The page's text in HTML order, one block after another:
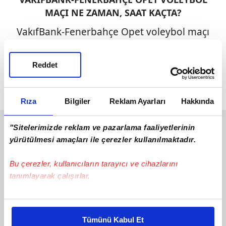
Rıza Bilgiler Reklam Ayarları Hakkında
"Sitelerimizde reklam ve pazarlama faaliyetlerinin
yürütülmesi amaçları ile çerezler kullanılmaktadır.
Bu çerezler, kullanıcıların tarayıcı ve cihazlarını
tanımlayarak çalışırlar.
Bu çerezlere izin vermeniz halinde sizlere özel
daha iyi reklam deneyimi yaşatabiliriz. Bunu yaparken
Tümünü Kabul Et
Reddet
MAÇI NE ZAMAN, SAAT KAÇTA?
VakıfBank-Fenerbahçe Opet voleybol maçı
Müsabaka "VakıfBank Spor Sarayı'nda"
gerçekleşecek.